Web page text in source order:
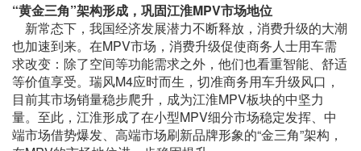
“黄金三角”架构形成，巩固江淮MPV市场地位
新常态下，我国经济发展潜力不断释放，消费升级的大潮
也加速到来。在MPV市场，消费升级促使商务人士用车需
求改变：除了空间等功能需求之外，他们也看重智能、舒适
等价值享受。瑞风M4应时而生，切准商务用车升级风口，
目前其市场销量稳步爬升，成为江淮MPV板块的中坚力
量。至此，江淮形成了在小型MPV细分市场稳定发挥、中
端市场借势爆发、高端市场刷新品牌形象的“金三角”架构，